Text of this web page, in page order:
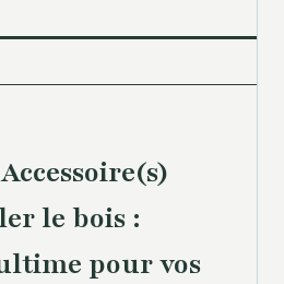
le bois :
pour vos